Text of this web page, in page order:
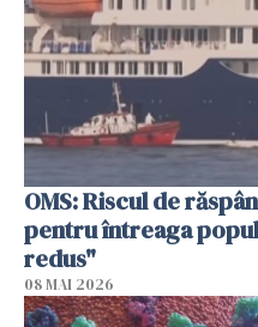
OMS: Riscul de
pentru întreaga
redus"
08 MAI 2026